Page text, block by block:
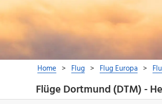
Flüge Dortmund (DTM) -